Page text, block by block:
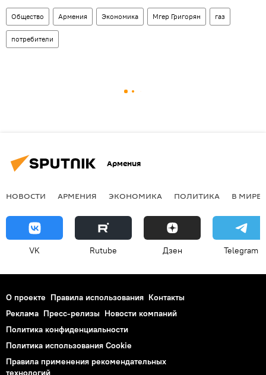
Общество Армения Экономика Мгер Григорян газ
потребители
Армения
НОВОСТИ АРМЕНИЯ ЭКОНОМИКА ПОЛИТИКА В МИРЕ
VK Rutube Дзен Telegram
О проекте Правила использования Контакты
Реклама Пресс-релизы Новости компаний
Политика конфиденциальности
Политика использования Cookie
Правила применения рекомендательных
технологий